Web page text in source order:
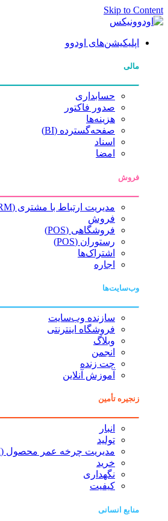
Skip to Content
اپلیکیشن‌های اودوو
مالی
حسابداری
صدور فاکتور
هزینه‌ها
صفحه‌گسترده (BI)
اسناد
امضا
فروش
مدیریت ارتباط با مشتری (CRM)
فروش
فروشگاهی (POS)
رستوران (POS)
اشتراک‌ها
اجاره
وب‌سایت‌ها
سازنده وب‌سایت
فروشگاه اینترنتی
وبلاگ
انجمن
چت زنده
آموزش آنلاین
زنجیره تأمین
انبار
تولید
مدیریت چرخه عمر محصول (PLM)
خرید
نگهداری
کیفیت
منابع انسانی